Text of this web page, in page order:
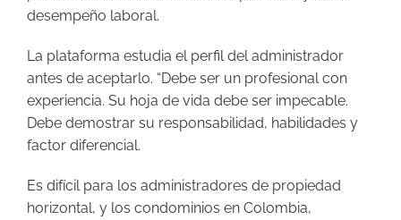
desempeño laboral.
La plataforma estudia el perfil del administrador
antes de aceptarlo. “Debe ser un profesional con
experiencia. Su hoja de vida debe ser impecable.
Debe demostrar su responsabilidad, habilidades y
factor diferencial.
Es difícil para los administradores de propiedad
horizontal, y los condominios en Colombia,